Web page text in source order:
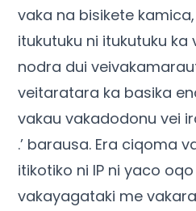
vaka na bisikete
itukutuku ni itukutuku
nodra dui
veitaratara ka basika
vakau vakadodonu vei
.’ barausa. Era ciqoma
itikotiko ni IP ni yaco
vakayagataki me